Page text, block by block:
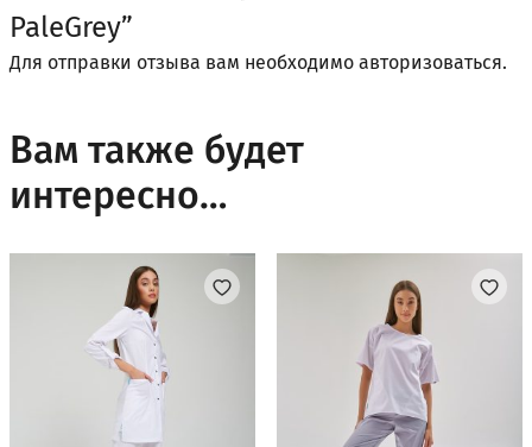
PaleGrey”
Для отправки отзыва вам необходимо авторизоваться.
Вам также будет
интересно…